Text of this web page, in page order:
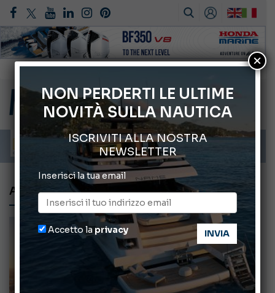
Gommoni Callegari acquisisce Geniuss
66° Salone Nautico Internazionale di Genova
ABOFA 2026: la fiera del mare ad Aqaba
Cannes Yachting Festival 2026: tutte le novità attese a settembre
Montecristo Yachting, l’orologio per il diportista
AZIMUT MAGELLANO
NON PERDERTI LE ULTIME
NOVITÀ SULLA NAUTICA
ISCRIVITI ALLA NOSTRA
NEWSLETTER
Inserisci la tua email
Accetto la privacy
×